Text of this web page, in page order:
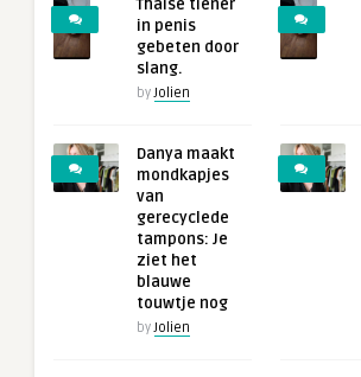
Thaise tiener
in penis
gebeten door
slang.
byJolien
Danya maakt
mondkapjes
van
gerecyclede
tampons: Je
ziet het
blauwe
touwtje nog
byJolien